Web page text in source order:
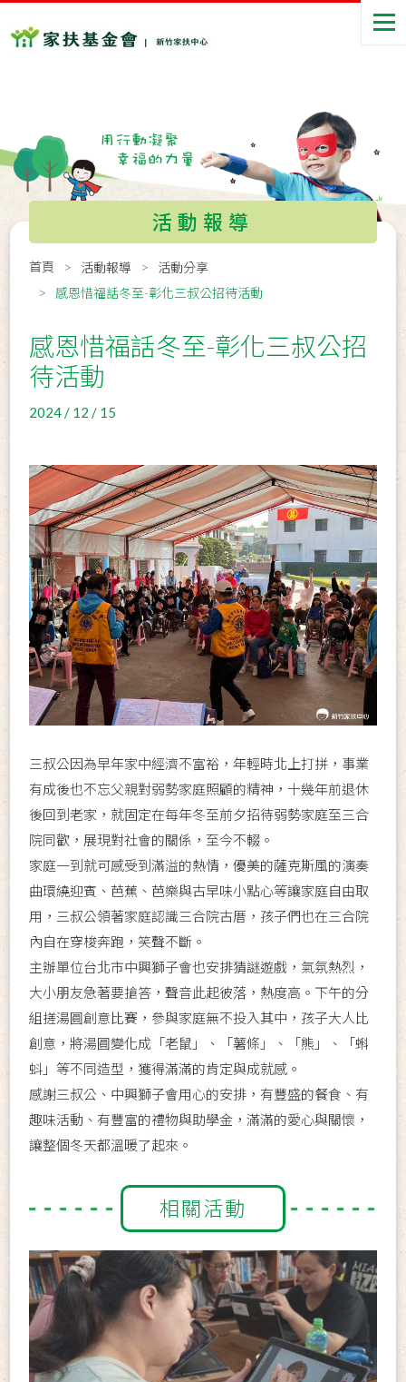
活動報導
首頁 活動報導
活動分享
感恩惜福話冬至-彰化三叔公招待活動
感恩惜福話冬至-彰化三叔公招
待活動
2024 / 12 / 15
三叔公因為早年家中經濟不富裕，年輕時北上打拼，事業
有成後也不忘父親對弱勢家庭照顧的精神，十幾年前退休
後回到老家，就固定在每年冬至前夕招待弱勢家庭至三合
院同歡，展現對社會的關係，至今不輟。
家庭一到就可感受到滿溢的熱情，優美的薩克斯風的演奏
曲環繞迎賓、芭蕉、芭樂與古早味小點心等讓家庭自由取
用，三叔公領著家庭認識三合院古厝，孩子們也在三合院
內自在穿梭奔跑，笑聲不斷。
主辦單位台北市中興獅子會也安排猜謎遊戲，氣氛熱烈，
大小朋友急著要搶答，聲音此起彼落，熱度高。下午的分
組搓湯圓創意比賽，參與家庭無不投入其中，孩子大人比
創意，將湯圓變化成「老鼠」、「薯條」、「熊」、「蝌
蚪」等不同造型，獲得滿滿的肯定與成就感。
感謝三叔公、中興獅子會用心的安排，有豐盛的餐食、有
趣味活動、有豐富的禮物與助學金，滿滿的愛心與關懷，
讓整個冬天都溫暖了起來。
相關活動